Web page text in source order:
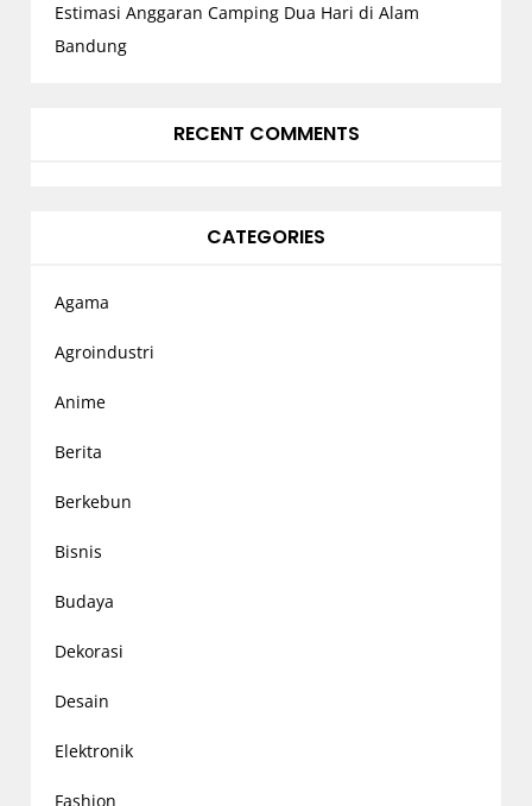
Estimasi Anggaran Camping Dua Hari di Alam
Bandung
RECENT COMMENTS
CATEGORIES
Agama
Agroindustri
Anime
Berita
Berkebun
Bisnis
Budaya
Dekorasi
Desain
Elektronik
Fashion